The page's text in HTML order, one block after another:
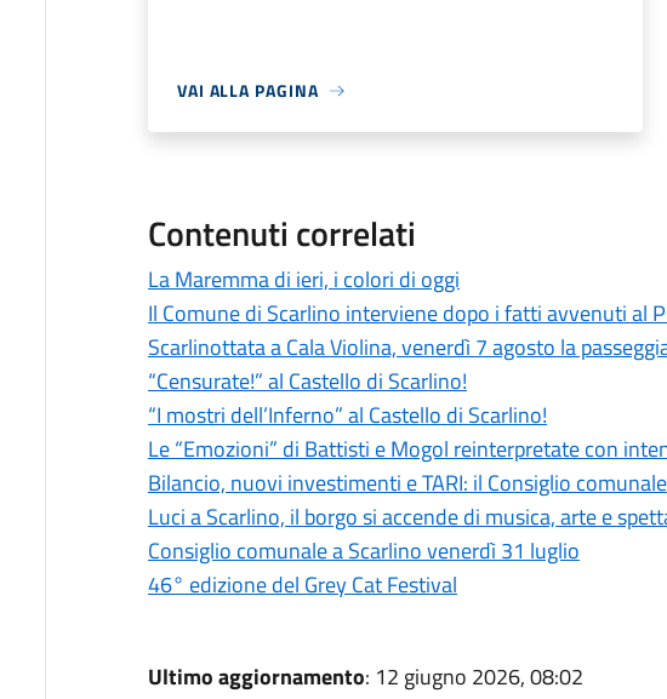
VAI ALLA PAGINA
Contenuti correlati
La Maremma di ieri, i colori di oggi
Il Comune di Scarlino interviene dopo i fatti avvenuti al
Scarlinottata a Cala Violina, venerdì 7 agosto la
“Censurate!” al Castello di Scarlino!
“I mostri dell’Inferno” al Castello di Scarlino!
Le “Emozioni” di Battisti e Mogol reinterpretate con
Bilancio, nuovi investimenti e TARI: il Consiglio
Luci a Scarlino, il borgo si accende di musica, arte e
Consiglio comunale a Scarlino venerdì 31 luglio
46° edizione del Grey Cat Festival
Ultimo aggiornamento: 12 giugno 2026, 08:02